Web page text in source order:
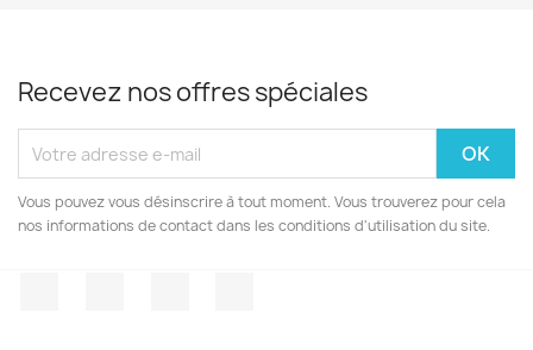
Recevez nos offres spéciales
Vous pouvez vous désinscrire à tout moment. Vous trouverez pour cela
nos informations de contact dans les conditions d'utilisation du site.